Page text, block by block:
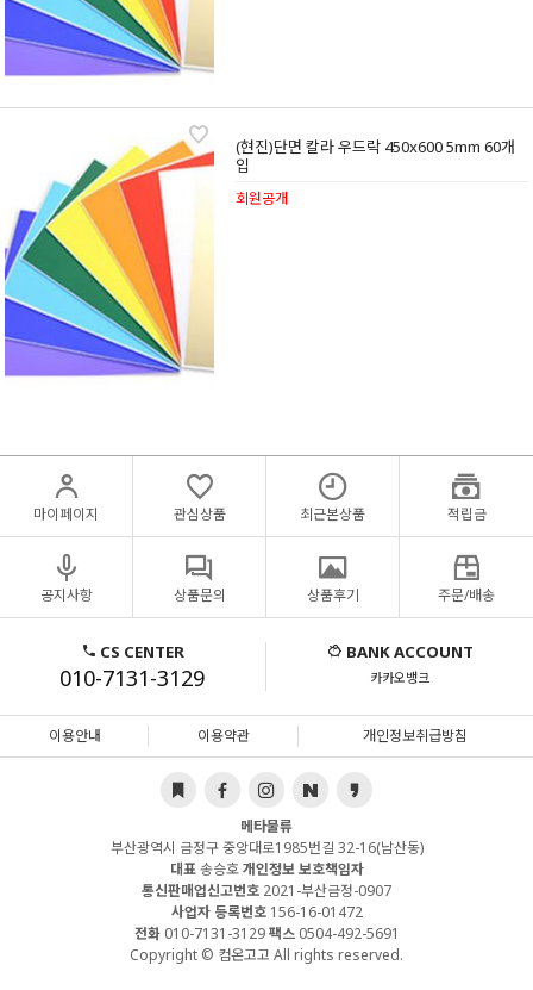
(현진)단면 칼라 우드락 450x600 5mm 60개
입
회원공개
마이페이지 관심상품 최근본상품 적립금
공지사항 상품문의 상품후기 주문/배송
CS CENTER
010-7131-3129
BANK ACCOUNT
카카오뱅크
이용안내 이용약관 개인정보취급방침
메타물류
부산광역시 금정구 중앙대로1985번길 32-16(남산동)
대표송승호개인정보 보호책임자
통신판매업신고번호 2021-부산금정-0907
사업자 등록번호156-16-01472
전화010-7131-3129팩스0504-492-5691
Copyright © 컴온고고 All rights reserved.